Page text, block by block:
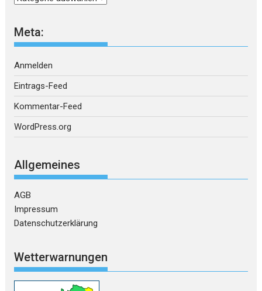
Meta:
Anmelden
Eintrags-Feed
Kommentar-Feed
WordPress.org
Allgemeines
AGB
Impressum
Datenschutzerklärung
Wetterwarnungen